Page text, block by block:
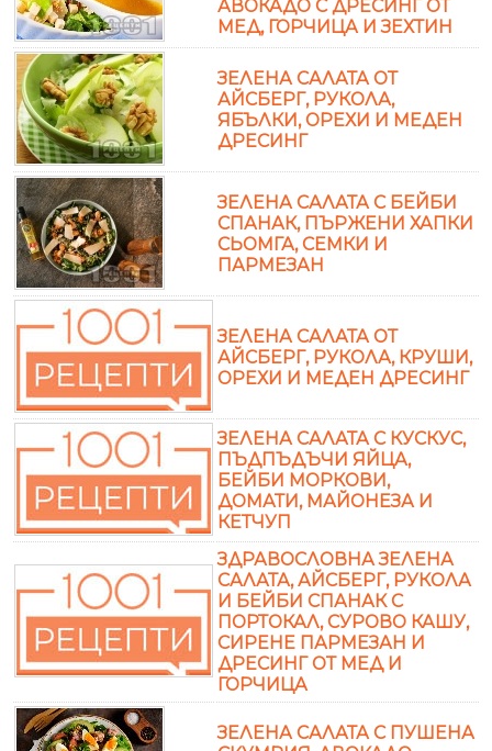
АВОКАДО С ДРЕСИНГ ОТ
МЕД, ГОРЧИЦА И ЗЕХТИН
ЗЕЛЕНА САЛАТА ОТ
АЙСБЕРГ, РУКОЛА,
ЯБЪЛКИ, ОРЕХИ И МЕДЕН
ДРЕСИНГ
ЗЕЛЕНА САЛАТА С БЕЙБИ
СПАНАК, ПЪРЖЕНИ ХАПКИ
СЬОМГА, СЕМКИ И
ПАРМЕЗАН
ЗЕЛЕНА САЛАТА ОТ
АЙСБЕРГ, РУКОЛА, КРУШИ,
ОРЕХИ И МЕДЕН ДРЕСИНГ
ЗЕЛЕНА САЛАТА С КУСКУС,
ПЪДПЪДЪЧИ ЯЙЦА,
БЕЙБИ МОРКОВИ,
ДОМАТИ, МАЙОНЕЗА И
КЕТЧУП
ЗДРАВОСЛОВНА ЗЕЛЕНА
САЛАТА, АЙСБЕРГ, РУКОЛА
И БЕЙБИ СПАНАК С
ПОРТОКАЛ, СУРОВО КАШУ,
СИРЕНЕ ПАРМЕЗАН И
ДРЕСИНГ ОТ МЕД И
ГОРЧИЦА
ЗЕЛЕНА САЛАТА С ПУШЕНА